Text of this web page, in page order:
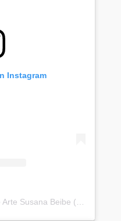
Instagram